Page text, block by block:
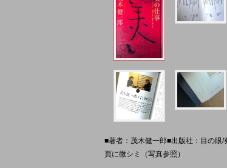
■著者：茂木健一郎■出版社：目の
頁に微シミ（写真参照）